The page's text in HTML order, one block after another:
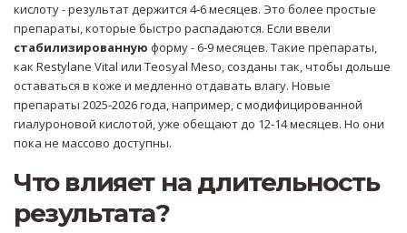
кислоту - результат держится 4-6 месяцев. Это более простые
препараты, которые быстро распадаются. Если ввели
стабилизированную форму - 6-9 месяцев. Такие препараты,
как Restylane Vital или Teosyal Meso, созданы так, чтобы дольше
оставаться в коже и медленно отдавать влагу. Новые
препараты 2025-2026 года, например, с модифицированной
гиалуроновой кислотой, уже обещают до 12-14 месяцев. Но они
пока не массово доступны.
Что влияет на длительность
результата?